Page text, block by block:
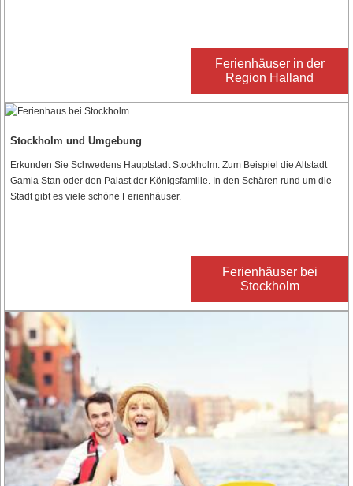
Ferienhäuser in der
Region Halland
Stockholm und Umgebung
Erkunden Sie Schwedens Hauptstadt Stockholm. Zum Beispiel die Altstadt
Gamla Stan oder den Palast der Königsfamilie. In den Schären rund um die
Stadt gibt es viele schöne Ferienhäuser.
Ferienhäuser bei
Stockholm